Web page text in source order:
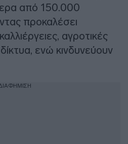
από 150.000
προκαλέσει
αγροτικές
ενώ κινδυνεύουν